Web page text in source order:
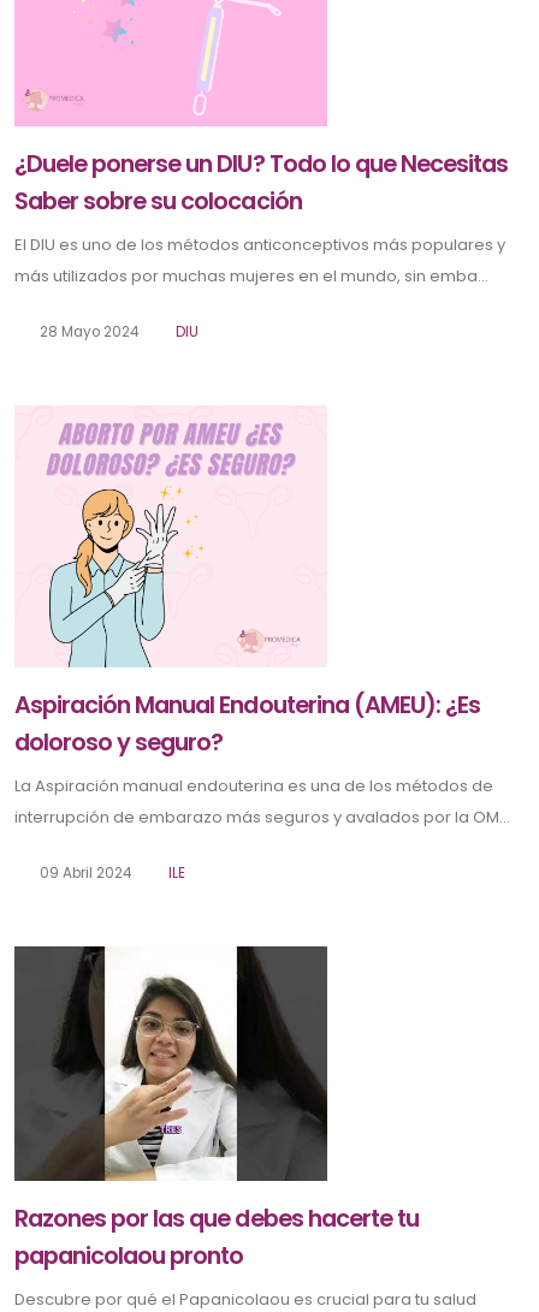
¿Duele ponerse un DIU? Todo lo que Necesitas
Saber sobre su colocación
El DIU es uno de los métodos anticonceptivos más populares y
más utilizados por muchas mujeres en el mundo, sin emba...
28 Mayo 2024 DIU
Aspiración Manual Endouterina (AMEU): ¿Es
doloroso y seguro?
La Aspiración manual endouterina es una de los métodos de
interrupción de embarazo más seguros y avalados por la OM...
09 Abril 2024 ILE
Razones por las que debes hacerte tu
papanicolaou pronto
Descubre por qué el Papanicolaou es crucial para tu salud